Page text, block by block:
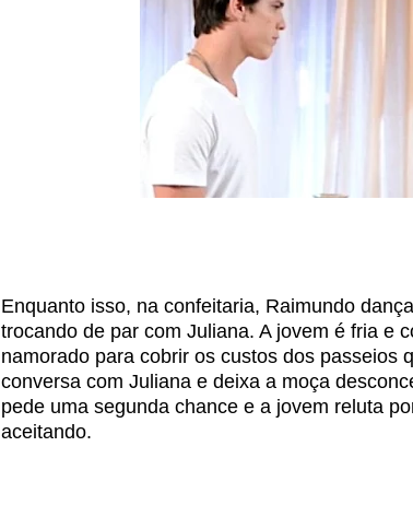
Enquanto isso, na confeitaria, Raimundo
trocando de par com Juliana. A jovem é fria e
namorado para cobrir os custos dos passeios
conversa com Juliana e deixa a moça
pede uma segunda chance e a jovem reluta
aceitando.